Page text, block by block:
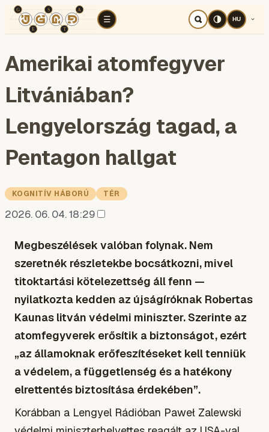
☰
TÉR KOGNITÍV HÁBORÚ
HU
Amerikai atomfegyver
Litvániában?
Lengyelország tagad, a
Pentagon hallgat
KOGNITÍV HÁBORÚ TÉR
2026. 06. 04. 18:29
Megbeszélések valóban folynak. Nem
szeretnék részletekbe bocsátkozni, mivel
titoktartási kötelezettség áll fenn —
nyilatkozta kedden az újságíróknak Robertas
Kaunas litván védelmi miniszter. Szerinte az
atomfegyverek erősítik a biztonságot, ezért
„az államoknak erőfeszítéseket kell tenniük
a védelem, a függetlenség és a hatékony
elrettentés biztosítása érdekében”.
Korábban a Lengyel Rádióban Paweł Zalewski